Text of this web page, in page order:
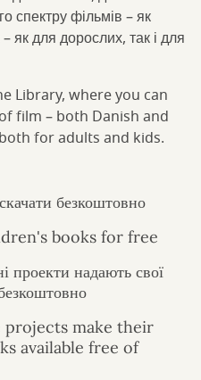
спектру фільмів – як
як для дорослих, так і для
Library, where you can
film – both Danish and
for adults and kids.
безкоштовно
books for free
проекти надають свої
projects make their
available free of